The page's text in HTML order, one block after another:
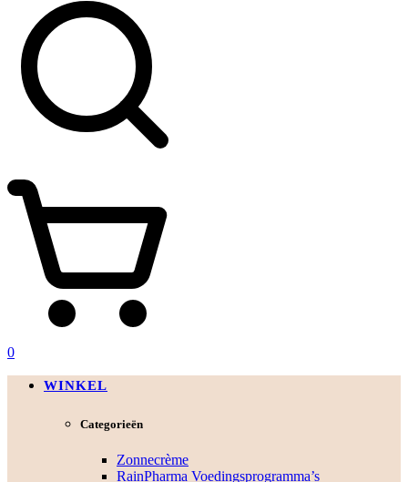
0
WINKEL
Categorieën
Zonnecrème
RainPharma Voedingsprogramma’s